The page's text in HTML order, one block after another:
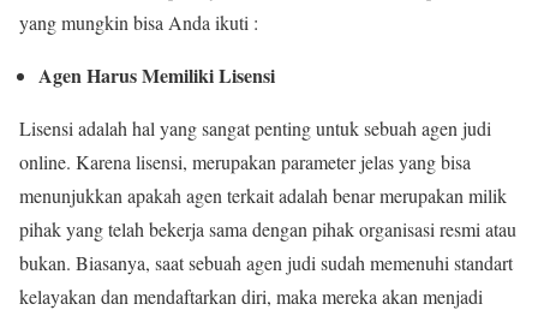
yang mungkin bisa Anda ikuti :
Agen Harus Memiliki Lisensi
Lisensi adalah hal yang sangat penting untuk sebuah agen judi
online. Karena lisensi, merupakan parameter jelas yang bisa
menunjukkan apakah agen terkait adalah benar merupakan milik
pihak yang telah bekerja sama dengan pihak organisasi resmi atau
bukan. Biasanya, saat sebuah agen judi sudah memenuhi standart
kelayakan dan mendaftarkan diri, maka mereka akan menjadi